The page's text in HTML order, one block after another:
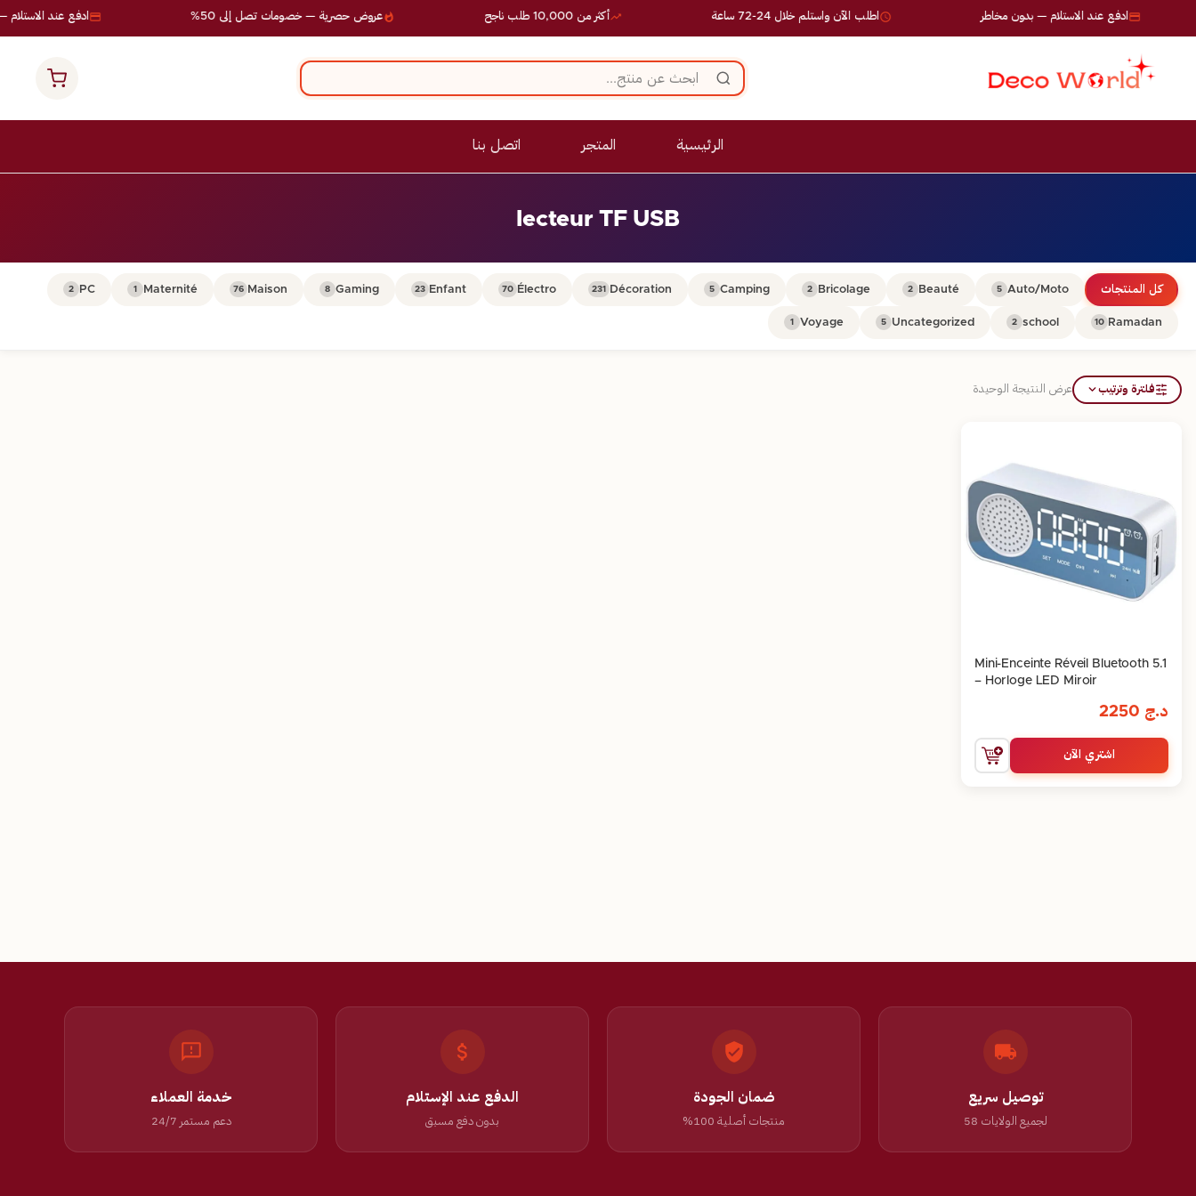
ادفع عند الاستلام — عروض حصرية — خصومات تصل إلى 50% أكثر من 10,000 طلب ناجح اطلب الآن واستلم خلال 24-72 ساعة ادفع عند الاستلام — بدون مخاطر
الرئيسية المتجر اتصل بنا
lecteur TF USB
كل المنتجات Auto/Moto
5
Beauté
2
Bricolage
2
Camping
5
Décoration
231
Électro
70
Enfant
23
Gaming
8
Maison
76
Maternité
1
PC
2
Ramadan
10
school
2
Uncategorized
5
Voyage
1
فلترة وترتيب عرض النتيجة الوحيدة
Mini-Enceinte Réveil Bluetooth 5.1
– Horloge LED Miroir
د.ج
اشتري الآن
توصيل سريع
لجميع الولايات 58
ضمان الجودة
منتجات أصلية 100%
الدفع عند الإستلام
بدون دفع مسبق
خدمة العملاء
دعم مستمر 24/7